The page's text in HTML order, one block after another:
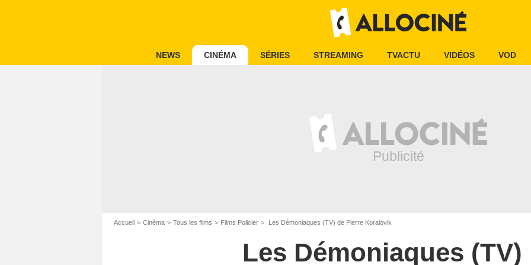
NEWS CINÉMA SÉRIES STREAMING TVACTU VIDÉOS VOD
Accueil Cinéma Tous les films Films Policier Les Démoniaques (TV) de Pierre Koralovik
Les Démoniaques (TV)